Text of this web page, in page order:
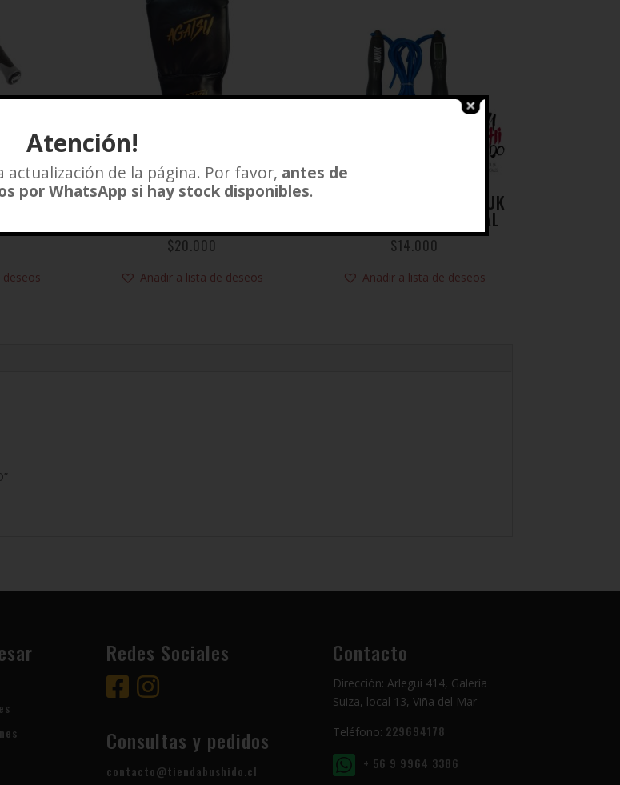
GUANTE PARA SACO DE
$20.000
Añadir a lista de deseos
CUERDA DE SALTAR MUUK
CON CONTADOR DIGITAL
$14.000
Añadir a lista de deseos
Redes Sociales
Consultas y pedidos
contacto@tiendabushido.cl
Contacto
Dirección: Arlegui 414, Galería
Suiza, local 13, Viña del Mar
Teléfono: 229694178
+ 56 9 9964 3386
Atención!
actualización de la página. Por favor, antes de
por WhatsApp si hay stock disponibles.